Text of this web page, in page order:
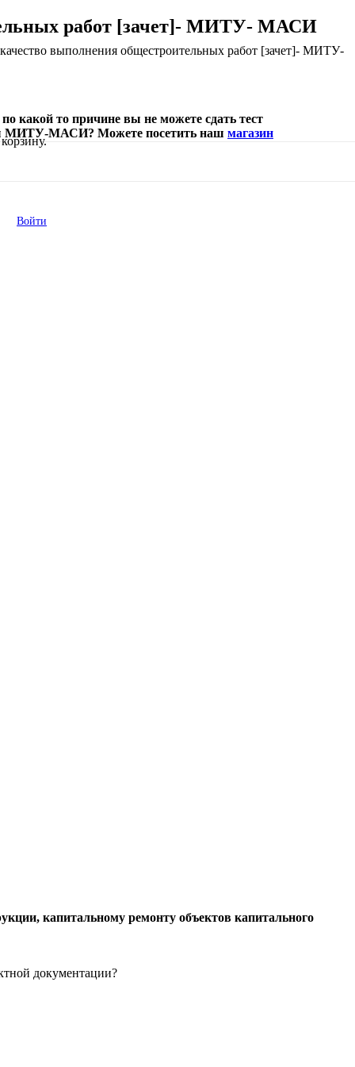
Войти
работ [зачет]- МИТУ- МАСИ
качество выполнения общестроительных работ [зачет]- МИТУ-
какой то причине вы не можете сдать тест
МИТУ-МАСИ? Можете посетить наш магазин
капитальному ремонту объектов капитального
документации?